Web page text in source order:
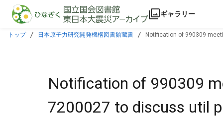
本文に飛ぶ
ギャラリー
トップ 日本原子力研究開発機構図書館蔵書 Notification of 990309
Notification of 990309
7200027 to discuss util